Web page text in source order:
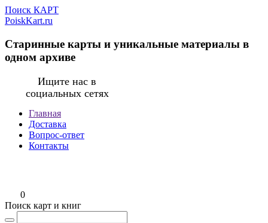
Поиск КАРТ
PoiskKart.ru
Старинные карты и уникальные материалы в
одном архиве
Ищите нас в
социальных сетях
Главная
Доставка
Вопрос-ответ
Контакты
0
Поиск карт и книг